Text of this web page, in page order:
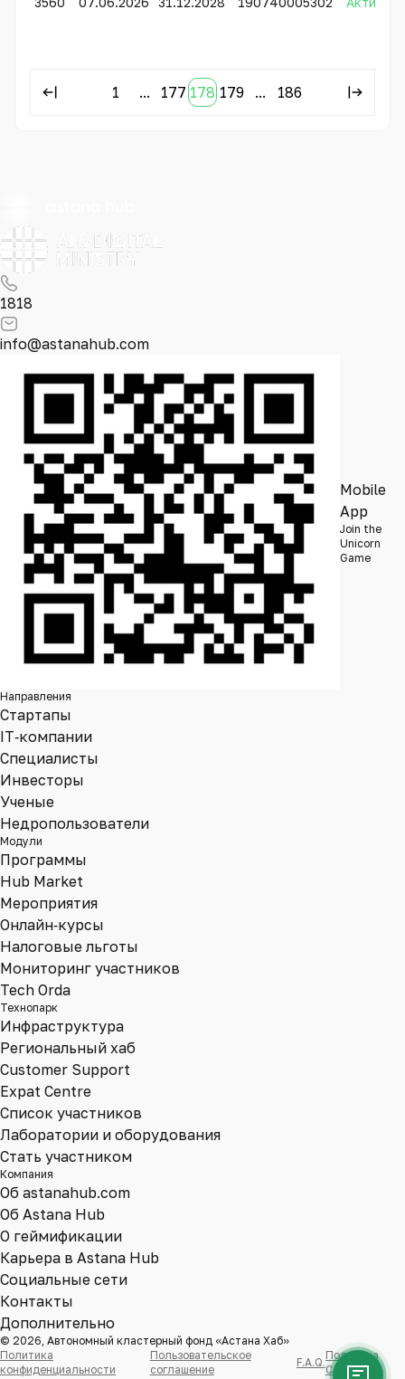
1 ... 177 178 179 ... 186
1818
info@astanahub.com
Mobile
App
Join the
Unicorn
Game
Направления
Стартапы
IT‑компании
Специалисты
Инвесторы
Ученые
Недропользователи
Модули
Программы
Hub Market
Мероприятия
Онлайн‑курсы
Налоговые льготы
Мониторинг участников
Tech Orda
Технопарк
Инфраструктура
Региональный хаб
Customer Support
Expat Centre
Список участников
Лаборатории и оборудования
Стать участником
Компания
Об astanahub.com
Об Astana Hub
О геймификации
Карьера в Astana Hub
Социальные сети
Контакты
Дополнительно
© 2026, Автономный кластерный фонд «Астана Хаб»
Политика
конфиденциальности
Пользовательское
соглашение
F.A.Q.
Политика
Cookie